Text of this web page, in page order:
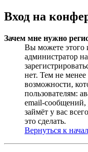
Вход на
Зачем мне нужно
Вы можете этого
администратор
нет. Тем не
возможности,
пользователям:
email-сообщений,
займёт у вас
это сделать.
Вернуться к